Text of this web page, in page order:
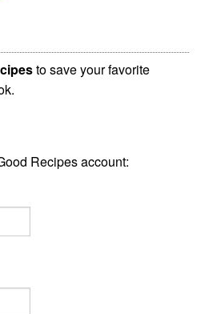
to save your favorite
Recipes account: